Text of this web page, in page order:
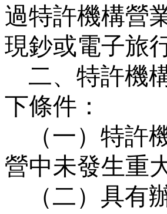
過特許機構營
現鈔或電子旅
二、特許機
下條件：
（一）特許
營中未發生重
（二）具有